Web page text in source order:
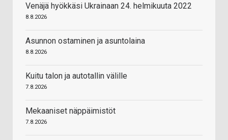
Venäjä hyökkäsi Ukrainaan 24. helmikuuta 2022
8.8.2026
Asunnon ostaminen ja asuntolaina
8.8.2026
Kuitu talon ja autotallin välille
7.8.2026
Mekaaniset näppäimistöt
7.8.2026